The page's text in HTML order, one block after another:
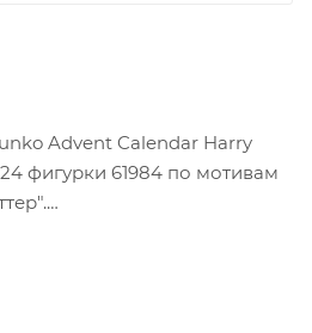
Advent Calendar Harry
фигурки 61984 по мотивам